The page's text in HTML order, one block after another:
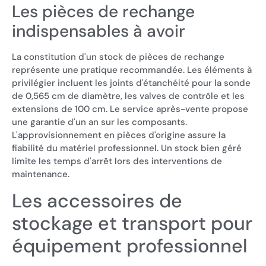
Les pièces de rechange
indispensables à avoir
La constitution d'un stock de pièces de rechange
représente une pratique recommandée. Les éléments à
privilégier incluent les joints d'étanchéité pour la sonde
de 0,565 cm de diamètre, les valves de contrôle et les
extensions de 100 cm. Le service après-vente propose
une garantie d'un an sur les composants.
L'approvisionnement en pièces d'origine assure la
fiabilité du matériel professionnel. Un stock bien géré
limite les temps d'arrêt lors des interventions de
maintenance.
Les accessoires de
stockage et transport pour
équipement professionnel